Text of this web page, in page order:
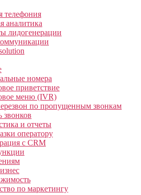
телефония
аналитика
лидогенерации
номера
приветствие
меню (IVR)
по пропущенным звонкам
звонков
и отчеты
оператору
с CRM
по маркетингу